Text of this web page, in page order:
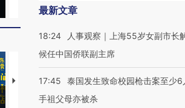
【推广】走进第四届链博
最新文章
18:24
人事观察｜上海55岁女副市长
候任中国侨联副主席
17:45
泰国发生致命校园枪击案至少6
手祖父母亦被杀